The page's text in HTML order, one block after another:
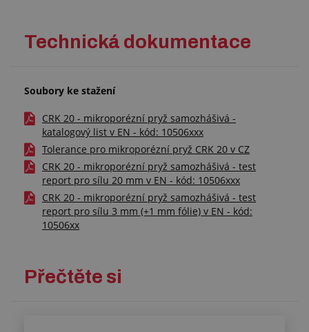
Technická dokumentace
Soubory ke stažení
CRK 20 - mikroporézní pryž samozhášivá -
katalogový list v EN - kód: 10506xxx
Tolerance pro mikroporézní pryž CRK 20 v CZ
CRK 20 - mikroporézní pryž samozhášivá - test
report pro sílu 20 mm v EN - kód: 10506xxx
CRK 20 - mikroporézní pryž samozhášivá - test
report pro sílu 3 mm (+1 mm fólie) v EN - kód:
10506xx
Přečtěte si